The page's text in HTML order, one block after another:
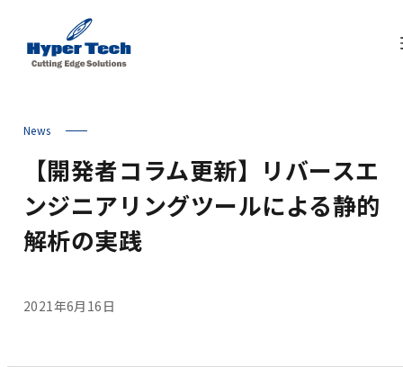
【開発者コラム更新】リバースエ
ンジニアリングツールによる静的
解析の実践
News
2021年6月16日